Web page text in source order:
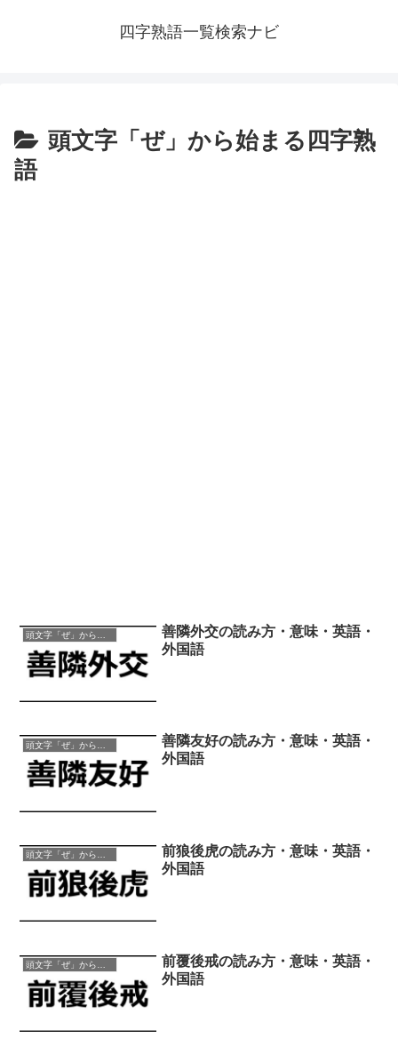
四字熟語一覧検索ナビ
頭文字「ぜ」から始まる四字熟
語
善隣外交の読み方・意味・英語・
外国語
善隣友好の読み方・意味・英語・
外国語
頭文字「ぜ」から始まる四字熟語
前狼後虎の読み方・意味・英語・
外国語
前覆後戒の読み方・意味・英語・
外国語